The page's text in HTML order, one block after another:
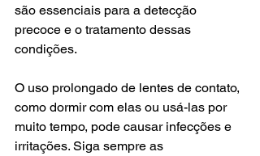
são essenciais para a detecção
precoce e o tratamento dessas
condições.
O uso prolongado de lentes de contato,
como dormir com elas ou usá-las por
muito tempo, pode causar infecções e
irritações. Siga sempre as